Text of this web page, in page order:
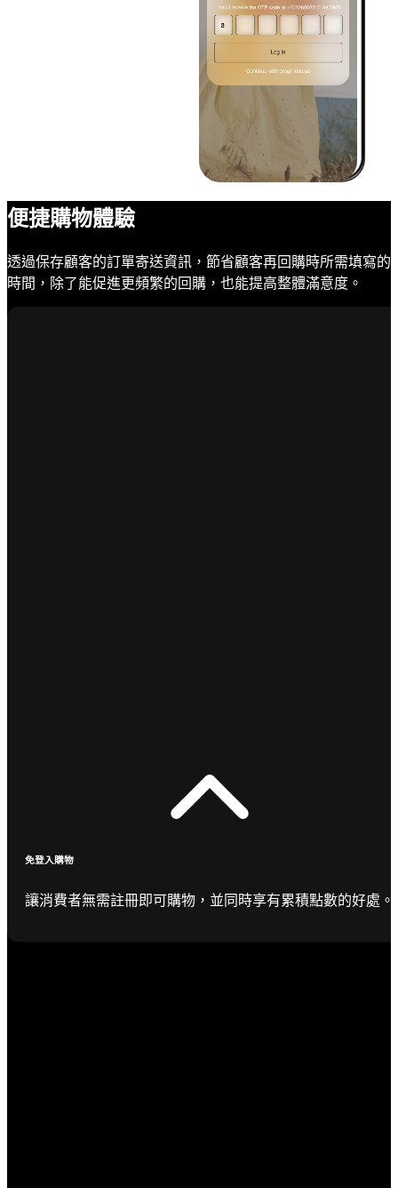
便捷購物體驗
透過保存顧客的訂單寄送資訊，節省顧客再回購時所需填寫的
時間，除了能促進更頻繁的回購，也能提高整體滿意度。
免登入購物
讓消費者無需註冊即可購物，並同時享有累積點數的好處。